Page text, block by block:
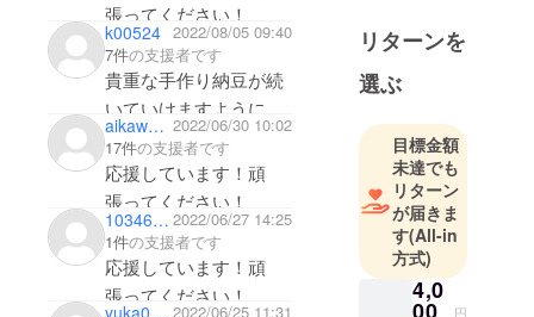
張ってください！
k00524 2022/08/05 09:40
7件の支援者です
貴重な手作り納豆が続
いていけますように。
⭐︎納豆大大大好き⭐︎
aikawayuu 2022/06/30 10:02
17件の支援者です
応援しています！頑
張ってください！
103462f75944 2022/06/27 14:25
1件の支援者です
応援しています！頑
張ってください！
2022/06/25 11:31
リターンを
選ぶ
目標金額
未達でも
リターン
が届きま
す(All-in
方式)
4,0
00 円